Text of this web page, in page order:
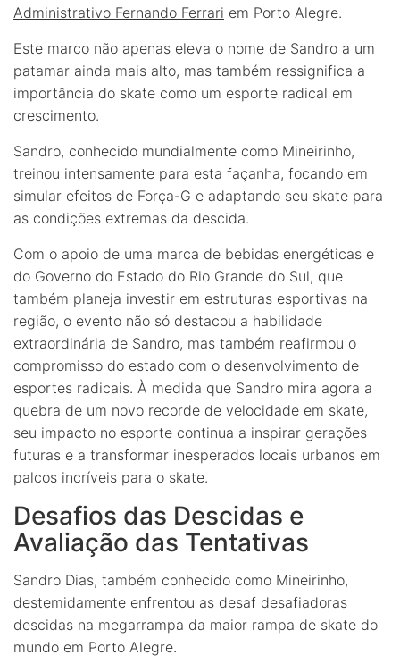
Administrativo Fernando Ferrari em Porto Alegre.
Este marco não apenas eleva o nome de Sandro a um
patamar ainda mais alto, mas também ressignifica a
importância do skate como um esporte radical em
crescimento.
Sandro, conhecido mundialmente como Mineirinho,
treinou intensamente para esta façanha, focando em
simular efeitos de Força-G e adaptando seu skate para
as condições extremas da descida.
Com o apoio de uma marca de bebidas energéticas e
do Governo do Estado do Rio Grande do Sul, que
também planeja investir em estruturas esportivas na
região, o evento não só destacou a habilidade
extraordinária de Sandro, mas também reafirmou o
compromisso do estado com o desenvolvimento de
esportes radicais. À medida que Sandro mira agora a
quebra de um novo recorde de velocidade em skate,
seu impacto no esporte continua a inspirar gerações
futuras e a transformar inesperados locais urbanos em
palcos incríveis para o skate.
Desafios das Descidas e
Avaliação das Tentativas
Sandro Dias, também conhecido como Mineirinho,
destemidamente enfrentou as desaf desafiadoras
descidas na megarrampa da maior rampa de skate do
mundo em Porto Alegre.